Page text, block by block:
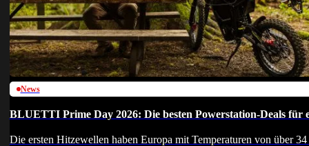
News
BLUETTI Prime Day 2026: Die besten Powerstation-Deals für
Die ersten Hitzewellen haben Europa mit Temperaturen von über